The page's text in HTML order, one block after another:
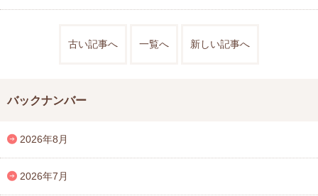
古い記事へ 一覧へ 新しい記事へ
バックナンバー
2026年8月
2026年7月